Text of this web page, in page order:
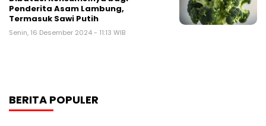
Penderita Asam Lambung,
Termasuk Sawi Putih
Senin, 16 Desember 2024 - 11:13 WIB
BERITA POPULER